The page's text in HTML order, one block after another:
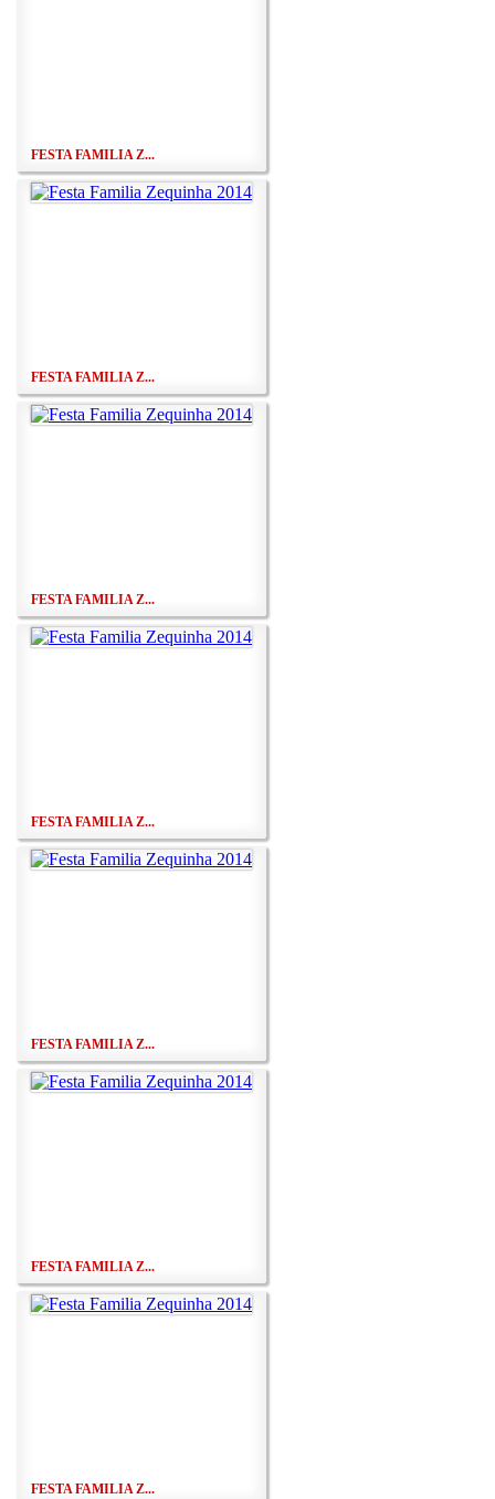
FESTA FAMILIA Z...
FESTA FAMILIA Z...
FESTA FAMILIA Z...
FESTA FAMILIA Z...
FESTA FAMILIA Z...
FESTA FAMILIA Z...
FESTA FAMILIA Z...